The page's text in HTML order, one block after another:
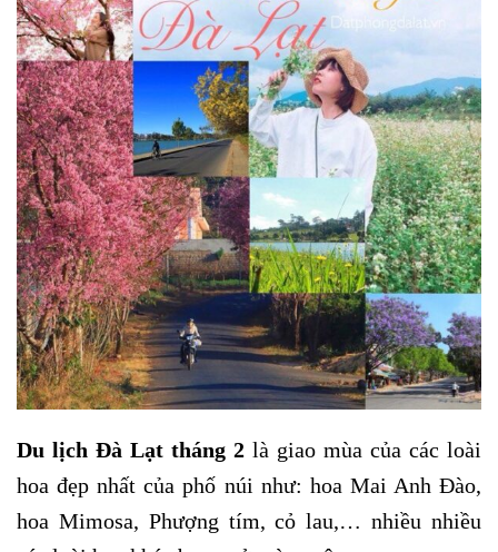
Du lịch Đà Lạt tháng 2 là giao mùa của các loài
hoa đẹp nhất của phố núi như: hoa Mai Anh Đào,
hoa Mimosa, Phượng tím, cỏ lau,… nhiều nhiều